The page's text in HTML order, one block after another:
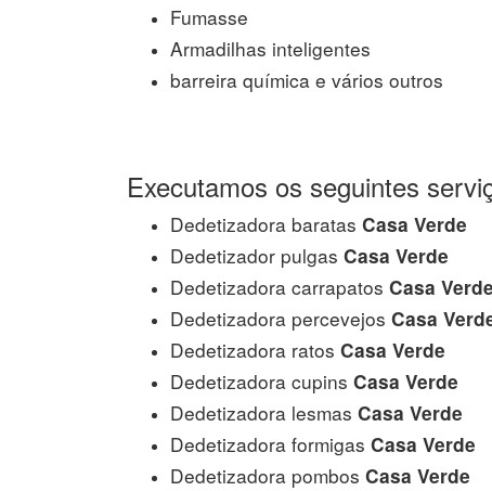
Fumasse
Armadilhas inteligentes
barreira química e vários outros
Executamos os seguintes
Dedetizadora baratas Casa Verde
Dedetizador pulgas Casa Verde
Dedetizadora carrapatos Casa Verde
Dedetizadora percevejos Casa
Dedetizadora ratos Casa Verde
Dedetizadora cupins Casa Verde
Dedetizadora lesmas Casa Verde
Dedetizadora formigas Casa Verde
Dedetizadora pombos Casa Verde